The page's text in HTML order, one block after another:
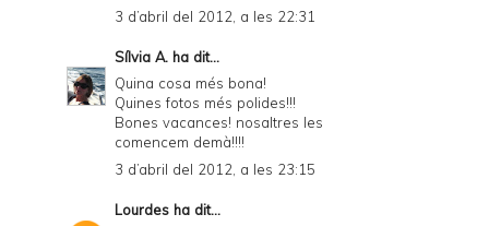
3 d’abril del 2012, a les 22:31
Sílvia A. ha dit...
Quina cosa més bona!
Quines fotos més polides!!!
Bones vacances! nosaltres les
comencem demà!!!!
3 d’abril del 2012, a les 23:15
Lourdes ha dit...